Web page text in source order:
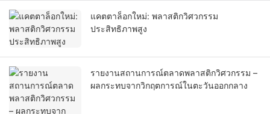
แคตตาล็อกใหม่: พลาสติกวิศวกรรม
ประสิทธิภาพสูง
รายงานสถานการณ์ตลาดพลาสติกวิศวกรรม –
ผลกระทบจากวิกฤตการณ์ในตะวันออกกลาง